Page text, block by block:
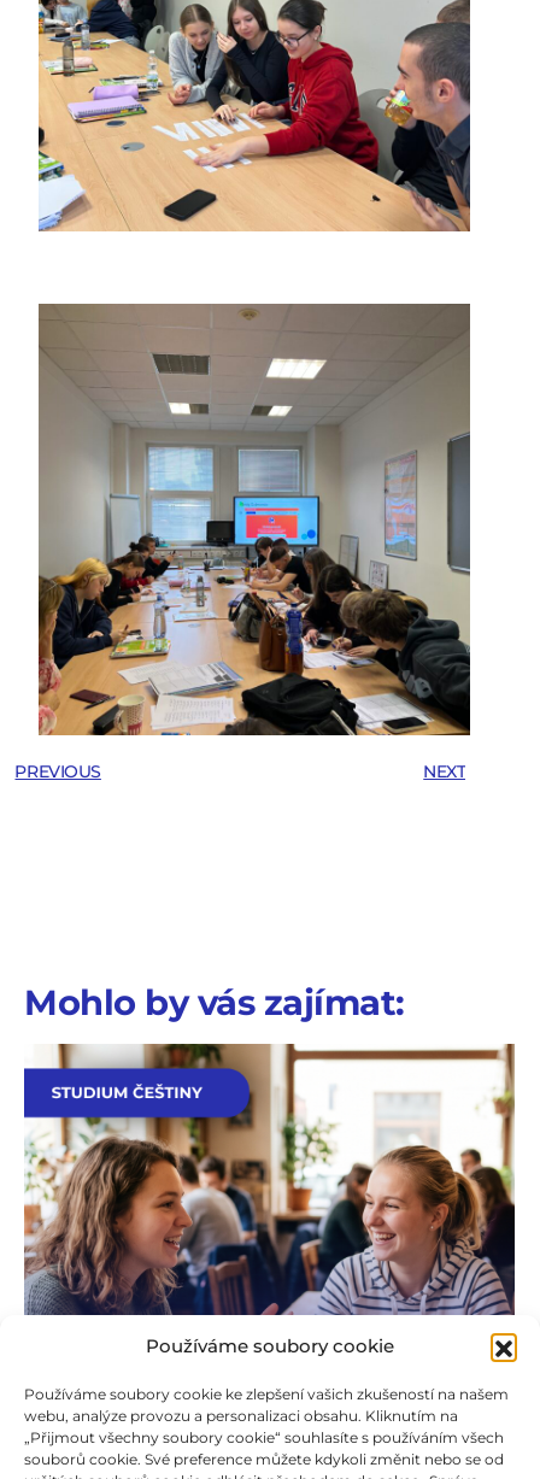
Používáme soubory cookie
Používáme soubory cookie ke zlepšení vašich zkušeností na našem
webu, analýze provozu a personalizaci obsahu. Kliknutím na
„Přijmout všechny soubory cookie“ souhlasíte s používáním všech
souborů cookie. Své preference můžete kdykoli změnit nebo se od
PREVIOUS NEXT
Mohlo by vás zajímat: